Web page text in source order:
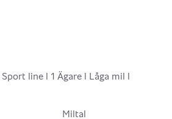
line l 1 Ägare l Låga mil l
Miltal